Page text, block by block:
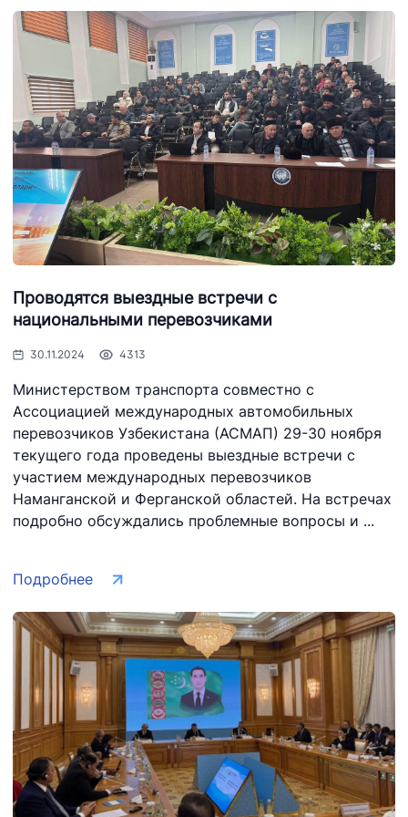
Проводятся выездные встречи с
национальными перевозчиками
30.11.2024 4313
Министерством транспорта совместно с
Ассоциацией международных автомобильных
перевозчиков Узбекистана (АСМАП) 29-30 ноября
текущего года проведены выездные встречи с
участием международных перевозчиков
Наманганской и Ферганской областей. На встречах
подробно обсуждались проблемные вопросы и ...
Подробнее